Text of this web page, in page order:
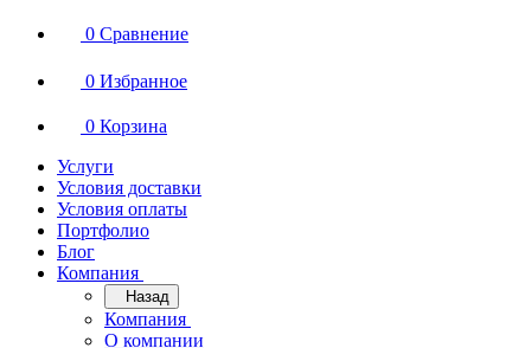
0 Сравнение
0 Избранное
0 Корзина
Услуги
Условия доставки
Условия оплаты
Портфолио
Блог
Компания
Назад
Компания
О компании